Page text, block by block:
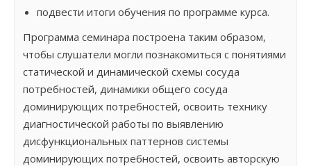
подвести итоги обучения по программе курса.
Программа семинара построена таким образом,
чтобы слушатели могли познакомиться с понятиями
статической и динамической схемы сосуда
потребностей, динамики общего сосуда
доминирующих потребностей, освоить технику
диагностической работы по выявлению
дисфункциональных паттернов системы
доминирующих потребностей, освоить авторскую